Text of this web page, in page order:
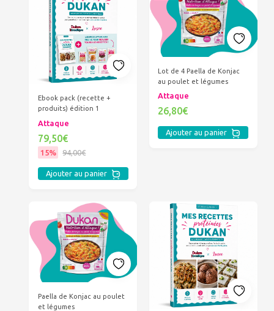
Ebook pack (recette +
produits) édition 1
Attaque
79,50€
15% 94,00€
Ajouter au panier
Lot de 4 Paella de Konjac
au poulet et légumes
Attaque
26,80€
Ajouter au panier
Paella de Konjac au poulet
et légumes